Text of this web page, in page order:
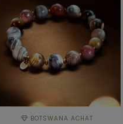
BOTSWANA ACHAT